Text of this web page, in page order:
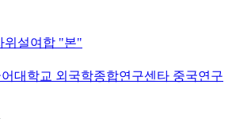
위설여합 "본"
대학교 외국학종합연구센타 중국연구